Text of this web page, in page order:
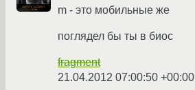
m - это мобильные же
поглядел бы ты в биос
fragment
21.04.2012 07:00:50 +00:00